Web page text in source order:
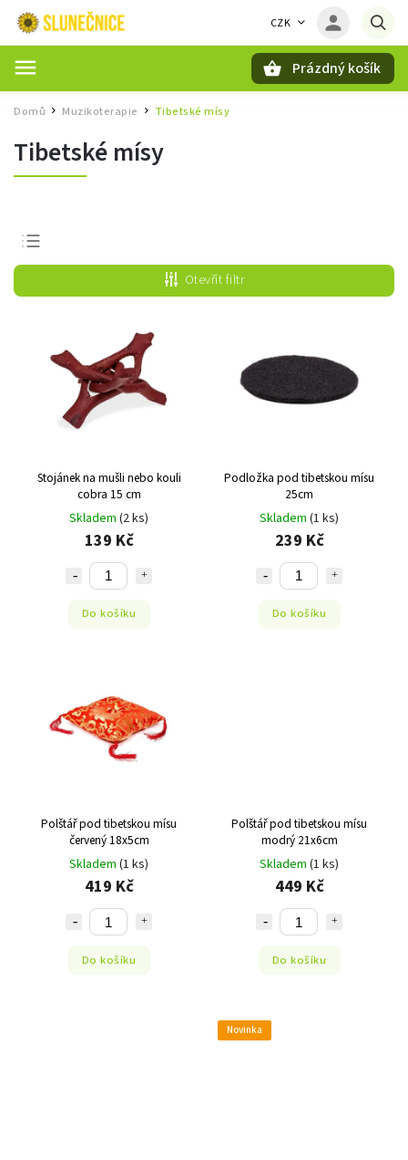
CZK
Prázdný košík
Domů / Muzikoterapie Tibetské mísy
Tibetské mísy
Nejprodávanější
Nejlevnější
Abecedně
Otevřít filtr
Stojánek na mušli nebo kouli
cobra 15 cm
Skladem (2 ks)
139 Kč
Do košíku
Podložka pod tibetskou mísu
25cm
Skladem (1 ks)
239 Kč
Do košíku
Polštář pod tibetskou mísu
červený 18x5cm
Skladem (1 ks)
419 Kč
Do košíku
Polštář pod tibetskou mísu
modrý 21x6cm
Skladem (1 ks)
449 Kč
Do košíku
Novinka